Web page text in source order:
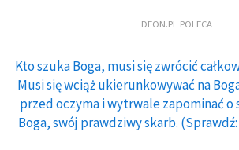
DEON.PL POLECA
Kto szuka Boga, musi się zwrócić
Musi się wciąż ukierunkowywać na
przed oczyma i wytrwale zapominać o
Boga, swój prawdziwy skarb. (Sprawdź: